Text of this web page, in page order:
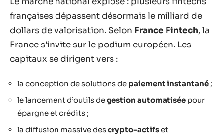
françaises dépassent désormais le milliard de
dollars de valorisation. Selon France Fintech, la
France s’invite sur le podium européen. Les
capitaux se dirigent vers :
la conception de solutions de paiement instantané ;
le lancement d’outils degestion automatisée pour
épargne et crédits ;
la diffusion massive descrypto-actifset